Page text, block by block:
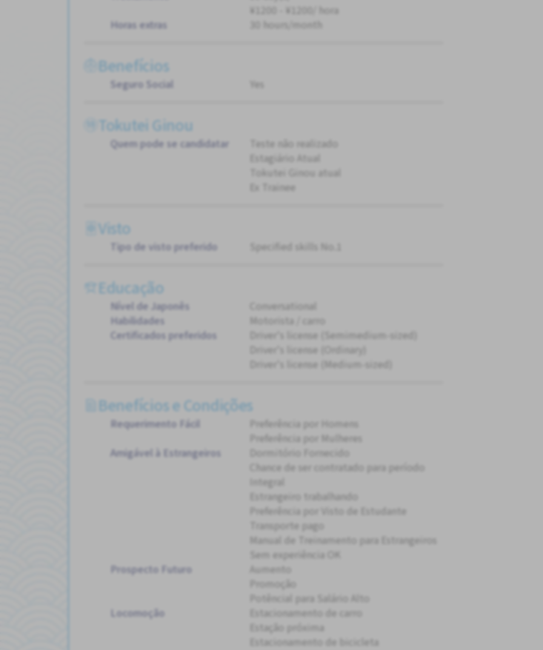
¥1200 - ¥1200/ hora
Horas extras
30 hours/month
Benefícios
Seguro Social Yes
Tokutei Ginou
Quem pode se candidatar
Teste não realizado
Estagiário Atual
Tokutei Ginou atual
Ex Trainee
Visto
Tipo de visto preferido Specified skills No.1
Educação
Nível de Japonês
Conversational
Habilidades
Motorista / carro
Certificados preferidos
Driver's license (Semimedium-sized)
Driver's license (Ordinary)
Driver's license (Medium-sized)
Benefícios e Condições
Requerimento Fácil
Preferência por Homens
Preferência por Mulheres
Amigável à Estrangeiros
Dormitório Fornecido
Chance de ser contratado para período
Integral
Estrangeiro trabalhando
Preferência por Visto de Estudante
Transporte pago
Manual de Treinamento para Estrangeiros
Sem experiência OK
Prospecto Futuro
Aumento
Promoção
Potêncial para Salário Alto
Locomoção
Estacionamento de carro
Estação próxima
Estacionamento de bicicleta